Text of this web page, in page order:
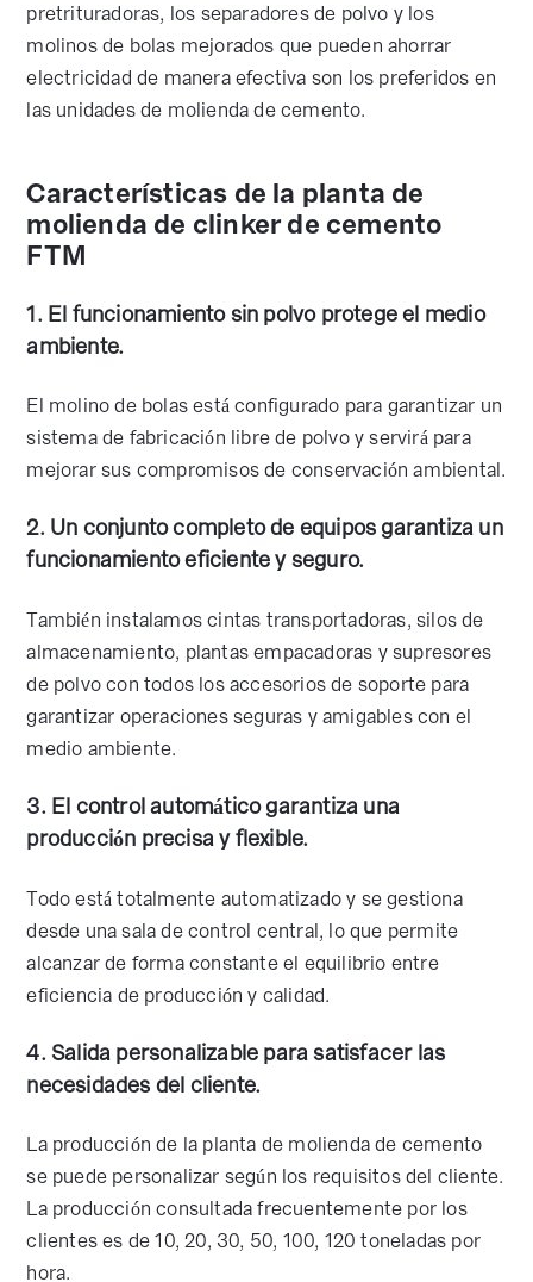
pretrituradoras, los separadores de polvo y los
molinos de bolas mejorados que pueden ahorrar
electricidad de manera efectiva son los preferidos en
las unidades de molienda de cemento.
Características de la planta de
molienda de clinker de cemento
FTM
1. El funcionamiento sin polvo protege el medio
ambiente.
El molino de bolas está configurado para garantizar un
sistema de fabricación libre de polvo y servirá para
mejorar sus compromisos de conservación ambiental.
2. Un conjunto completo de equipos garantiza un
funcionamiento eficiente y seguro.
También instalamos cintas transportadoras, silos de
almacenamiento, plantas empacadoras y supresores
de polvo con todos los accesorios de soporte para
garantizar operaciones seguras y amigables con el
medio ambiente.
3. El control automático garantiza una
producción precisa y flexible.
Todo está totalmente automatizado y se gestiona
desde una sala de control central, lo que permite
alcanzar de forma constante el equilibrio entre
eficiencia de producción y calidad.
4. Salida personalizable para satisfacer las
necesidades del cliente.
La producción de la planta de molienda de cemento
se puede personalizar según los requisitos del cliente.
La producción consultada frecuentemente por los
clientes es de 10, 20, 30, 50, 100, 120 toneladas por
hora.